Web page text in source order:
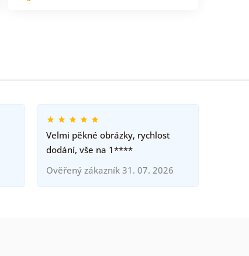
Velmi pěkné obrázky, rychlost
dodání, vše na 1****
Ověřený zákazník 31. 07. 2026